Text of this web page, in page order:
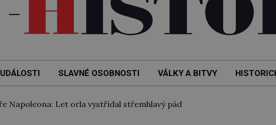
SLAVNÉ OSOBNOSTI VÁLKY A BITVY
Napoleona: Let orla vystřídal střemhlavý pád